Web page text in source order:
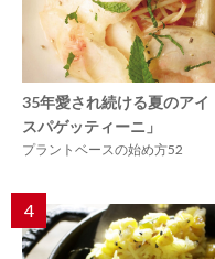
35年愛され続ける夏のア
スパゲッティーニ」
プラントベースの始め方52
4